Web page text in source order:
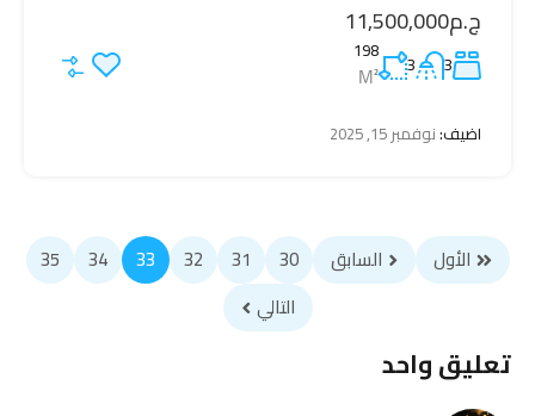
ج.م11,500,000
3
3
198
M²
اضيف:نوفمبر 15, 2025
الأول السابق 30
31
32
33
34
35
التالي
تعليق واحد